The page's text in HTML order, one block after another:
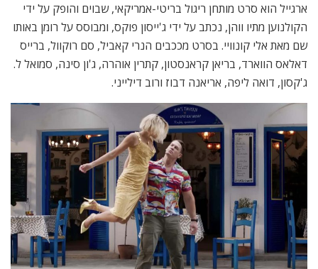
ארגייל הוא סרט מותחן ריגול בריטי-אמריקאי, שבוים והופק על ידי
הקולנוען מתיו ווהן, נכתב על ידי ג'ייסון פוקס, ומבוסס על רומן באותו
שם מאת אלי קונוויי. בסרט מככבים הנרי קאביל, סם רוקוול, ברייס
דאלאס הווארד, בריאן קראנסטון, קתרין אוהרה, ג'ון סינה, סמואל ל.
ג'קסון, דואה ליפה, אריאנה דבוז ורוב דילייני.